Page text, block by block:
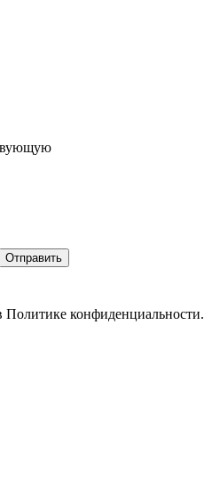
Отправить
Политике конфиденциальности.